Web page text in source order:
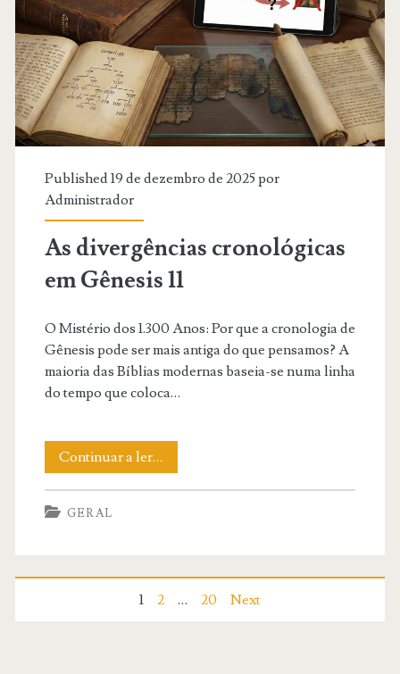
Israel?
Published 19 de dezembro de 2025 por
Administrador
As divergências cronológicas
em Gênesis 11
O Mistério dos 1.300 Anos: Por que a cronologia de
Gênesis pode ser mais antiga do que pensamos? A
maioria das Bíblias modernas baseia-se numa linha
do tempo que coloca…
Continuar a ler…
divergências
GERAL
Paginação
1 2 … 20 Next